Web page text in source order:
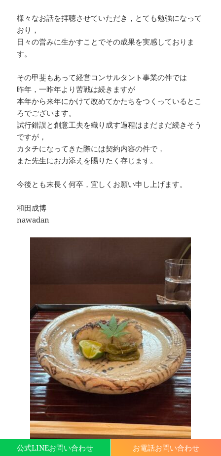
公式LINEお問い合わせ お電話お問い合わせ
様々なお話を拝聴させていただき，とても勉強になって
おり，
日々の営みに生かすことでその成果を実感しておりま
す。
その甲斐もあって経営コンサルタント事業の件では
昨年，一昨年より苦戦は続きますが
本年から来年にかけて改めてかたちをつくっているとこ
ろでございます。
試行錯誤と創意工夫を織り成す過程はまだまだ続きそう
ですが，
カタチになってきた際には契約内容の件で，
また先生にお力添えを賜りたく存じます。
今後とも末長く何卒，宜しくお願い申し上げます。
和田成博
nawadan